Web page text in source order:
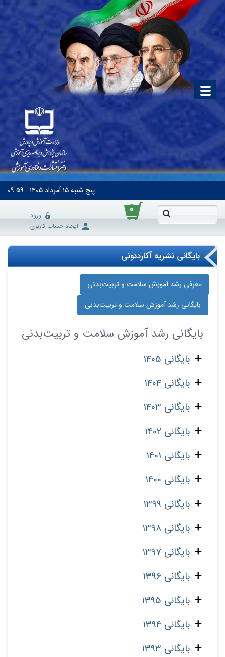
پنج شنبه۱۵ اَمرداد ۱۴۰۵ ۰۹:۵۹
۰
ورود
ایجاد حساب کاربری
بایگانی نشریه آکاردئونی
معرفی رشد آموزش سلامت و تربیت‌بدنی
بایگانی رشد آموزش سلامت و تربیت‌بدنی
بایگانی رشد آموزش سلامت و تربیت‌بدنی
بایگانی 1405
بایگانی 1404
بایگانی 1403
بایگانی 1402
بایگانی 1401
بایگانی 1400
بایگانی 1399
بایگانی 1398
بایگانی 1397
بایگانی 1396
بایگانی 1395
بایگانی 1394
بایگانی 1393